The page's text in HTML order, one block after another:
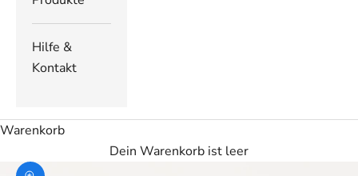
Hilfe &
Kontakt
Warenkorb
Dein Warenkorb ist leer